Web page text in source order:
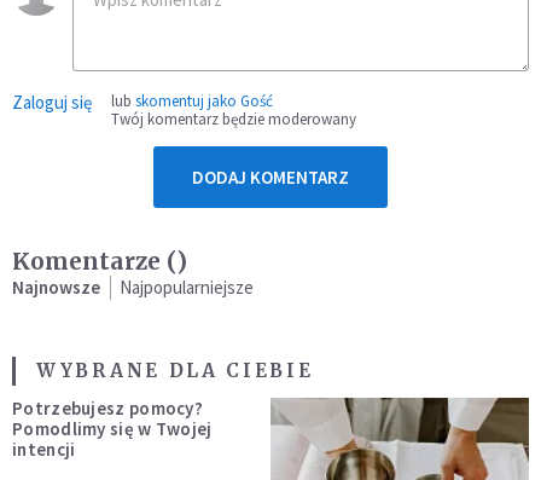
Zaloguj się lub skomentuj jako Gość
Twój komentarz będzie moderowany
DODAJ KOMENTARZ
Komentarze ()
Najnowsze Najpopularniejsze
WYBRANE DLA CIEBIE
Potrzebujesz pomocy?
Pomodlimy się w Twojej
intencji